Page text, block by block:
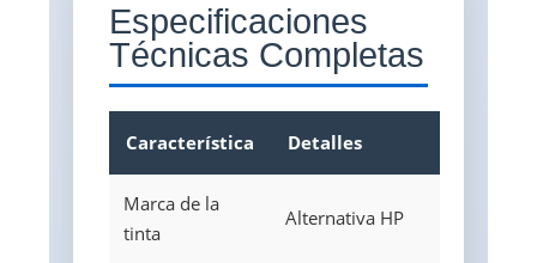
Especificaciones
Técnicas Completas
Característica Detalles
Marca de la
tinta
Alternativa HP